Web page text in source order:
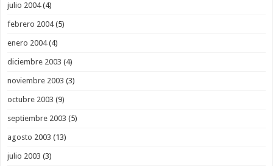
julio 2004(4)
febrero 2004(5)
enero 2004(4)
diciembre 2003 (4)
noviembre 2003 (3)
octubre 2003 (9)
septiembre 2003 (5)
agosto 2003 (13)
julio 2003 (3)